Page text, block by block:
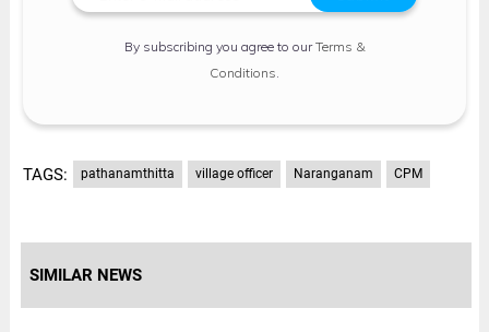
By subscribing you agree to ourTerms &
Conditions
TAGS: pathanamthitta village officer Naranganam CPM
SIMILAR NEWS